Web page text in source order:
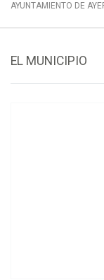
AYUNTAMIENTO DE
EL MUNICIPIO